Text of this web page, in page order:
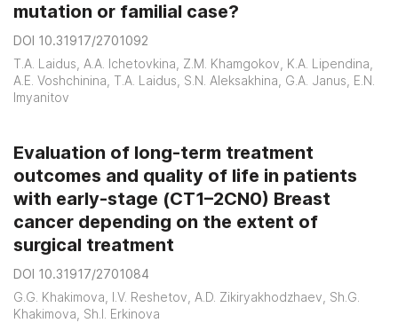
mutation or familial case?
DOI 10.31917/2701092
T.A. Laidus, A.A. Ichetovkina, Z.M. Khamgokov, K.A. Lipendina,
A.E. Voshchinina, T.A. Laidus, S.N. Aleksakhina, G.A. Janus, E.N.
Imyanitov
Evaluation of long-term treatment
outcomes and quality of life in patients
with early-stage (CT1–2CN0) Breast
cancer depending on the extent of
surgical treatment
DOI 10.31917/2701084
G.G. Khakimova, I.V. Reshetov, A.D. Zikiryakhodzhaev, Sh.G.
Khakimova, Sh.I. Erkinova